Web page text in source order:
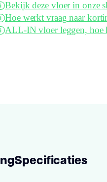
Bekijk deze vloer in onze
Hoe werkt vraag naar
ALL-IN vloer leggen, hoe
Specificaties